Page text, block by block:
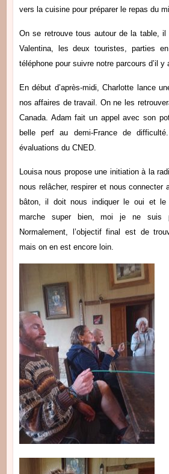
vers la cuisine pour préparer le repas du
On se retrouve tous autour de la table, il
Valentina, les deux touristes, parties
téléphone pour suivre notre parcours d’il y
En début d’après-midi, Charlotte lance
nos affaires de travail. On ne les
Canada. Adam fait un appel avec son
belle perf au demi-France de
évaluations du CNED.
Louisa nous propose une initiation à la
nous relâcher, respirer et nous connecter
bâton, il doit nous indiquer le oui et le
marche super bien, moi je ne suis
Normalement, l’objectif final est de
mais on en est encore loin.